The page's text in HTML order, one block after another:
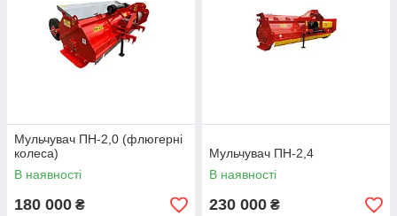
Мульчувач ПН-2,0 (флюгерні
колеса)
В наявності
180 000 ₴
Мульчувач ПН-2,4
В наявності
230 000 ₴